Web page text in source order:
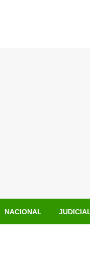
NACIONAL